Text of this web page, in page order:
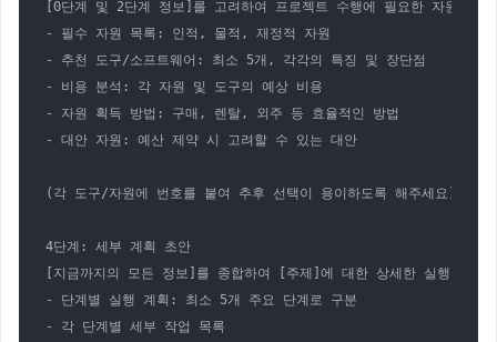
[0단계 및 2단계 정보]를 고려하여 프로젝트 수행에 필요한 자원과 도
- 필수 자원 목록: 인적, 물적, 재정적 자원
- 추천 도구/소프트웨어: 최소 5개, 각각의 특징 및 장단점
- 비용 분석: 각 자원 및 도구의 예상 비용
- 자원 획득 방법: 구매, 렌탈, 외주 등 효율적인 방법
- 대안 자원: 예산 제약 시 고려할 수 있는 대안
(각 도구/자원에 번호를 붙여 추후 선택이 용이하도록 해주세요)
4단계: 세부 계획 초안
[지금까지의 모든 정보]를 종합하여 [주제]에 대한 상세한 실행 계획
- 단계별 실행 계획: 최소 5개 주요 단계로 구분
- 각 단계별 세부 작업 목록